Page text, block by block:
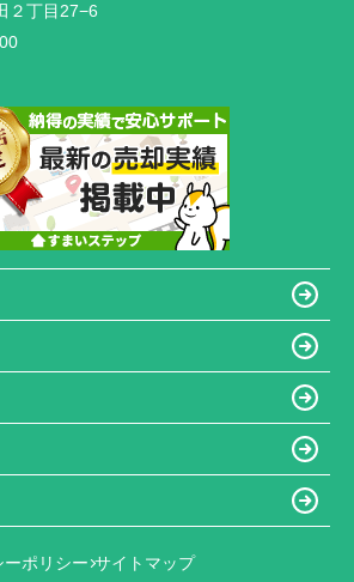
２丁目27−6
ポリシー サイトマップ